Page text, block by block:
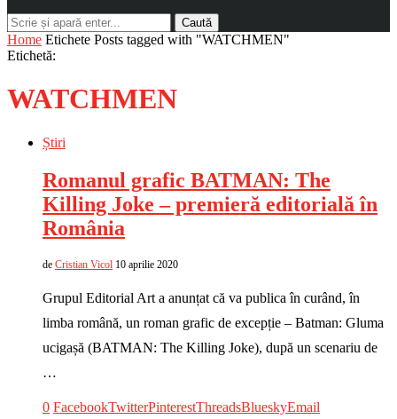
Caută
Home Etichete Posts tagged with "WATCHMEN"
Etichetă:
WATCHMEN
Știri
Romanul grafic BATMAN: The
Killing Joke – premieră editorială în
România
de Cristian Vicol 10 aprilie 2020
Grupul Editorial Art a anunțat că va publica în curând, în
limba română, un roman grafic de excepție – Batman: Gluma
ucigașă (BATMAN: The Killing Joke), după un scenariu de
…
0 FacebookTwitterPinterestThreadsBlueskyEmail